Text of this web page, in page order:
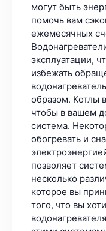
могут быть
помочь вам
ежемесячных
эксплуатации,
избежать
образом. Котлы
чтобы в вашем
система.
обогревать и
позволяет
несколько
которое вы
того, что вы